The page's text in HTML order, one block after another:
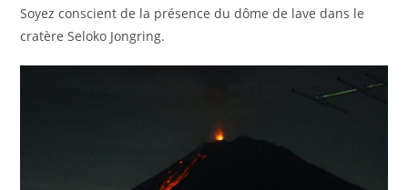
Soyez conscient de la présence du dôme de lave dans le
cratère Seloko Jongring.